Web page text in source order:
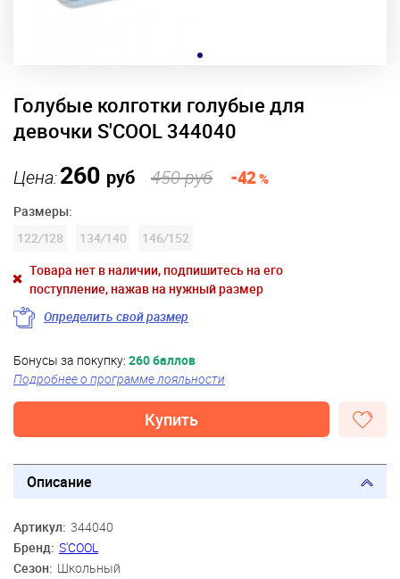
Голубые колготки голубые для
девочки S'COOL 344040
Цена:260 руб 450 руб -42%
Размеры:
122/128 134/140 146/152
Товара нет в наличии, подпишитесь на его
поступление, нажав на нужный размер
Определить свой размер
Бонусы за покупку: 260 баллов
Подробнее о программе лояльности
Купить
Описание
Артикул: 344040
Бренд: S'COOL
Сезон: Школьный